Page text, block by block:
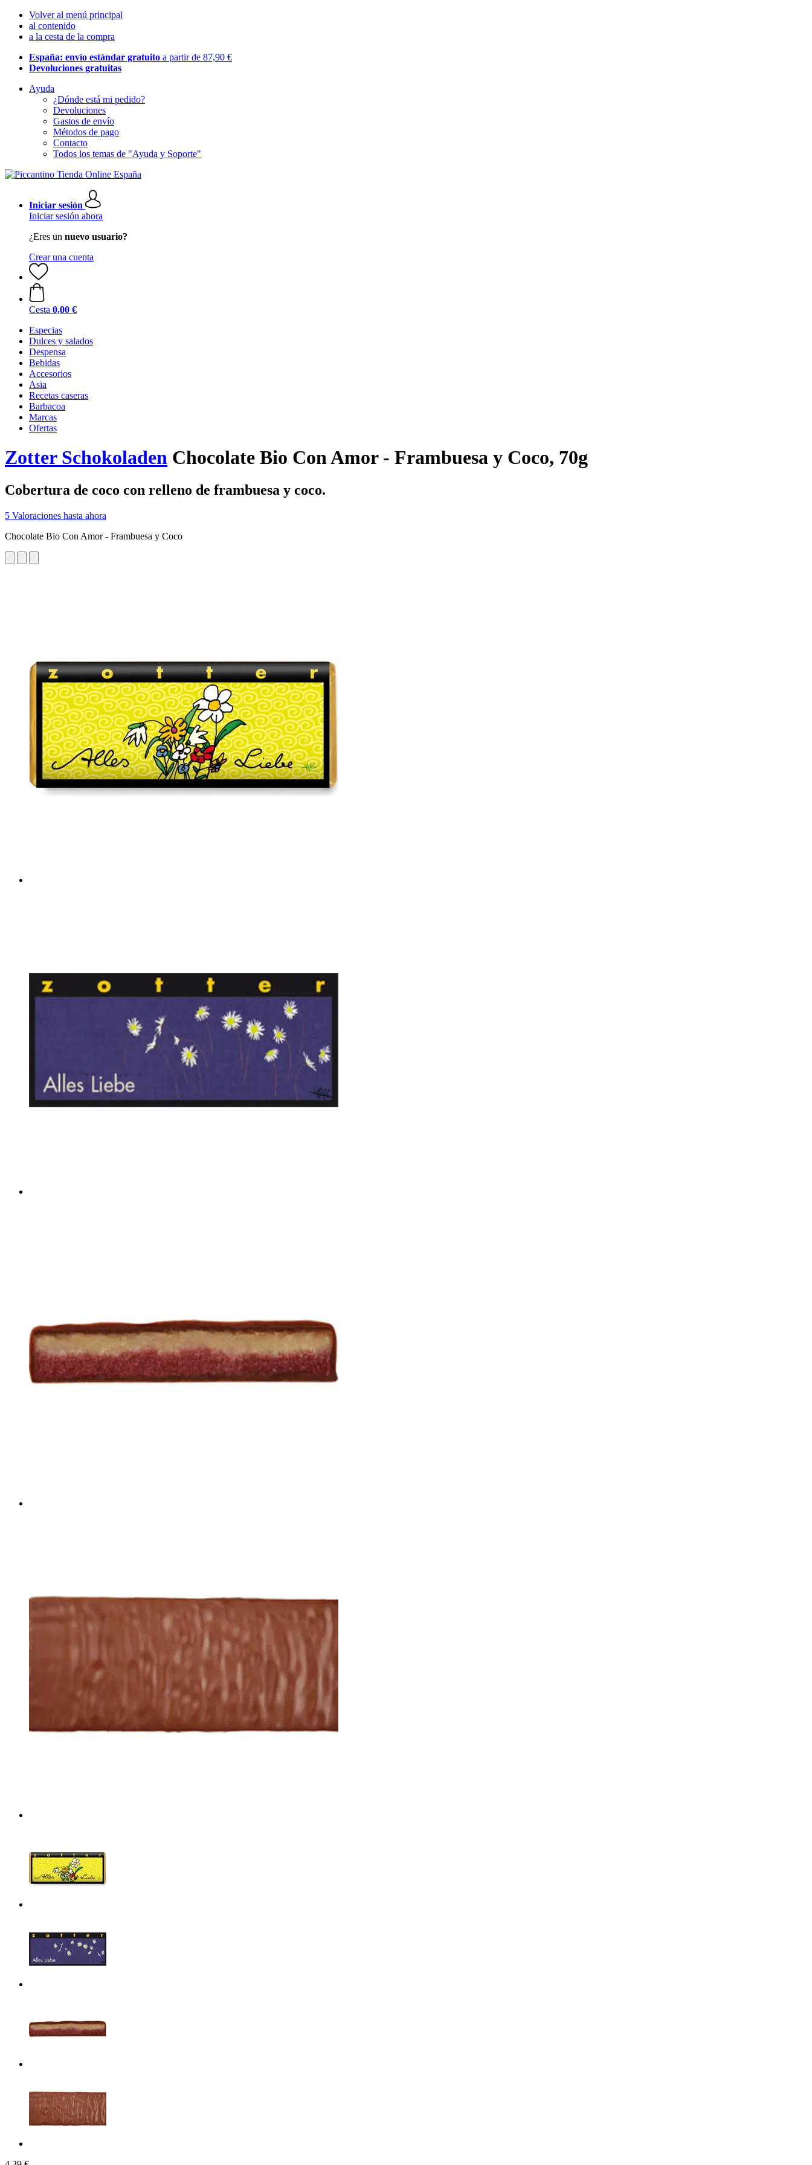
Volver al menú principal
al contenido
a la cesta de la compra
España: envío estándar gratuito a partir de 87,90 €
Devoluciones gratuitas
Ayuda
¿Dónde está mi pedido?
Devoluciones
Gastos de envío
Métodos de pago
Contacto
Todos los temas de "Ayuda y Soporte"
Iniciar sesión
Iniciar sesión ahora
¿Eres un nuevo usuario?
Crear una cuenta
Cesta 0,00 €
Especias
Dulces y salados
Despensa
Bebidas
Accesorios
Asia
Recetas caseras
Barbacoa
Marcas
Ofertas
Zotter Schokoladen Chocolate Bio Con Amor - Frambuesa y Coco, 70g
Cobertura de coco con relleno de frambuesa y coco.
5 Valoraciones hasta ahora
Chocolate Bio Con Amor - Frambuesa y Coco